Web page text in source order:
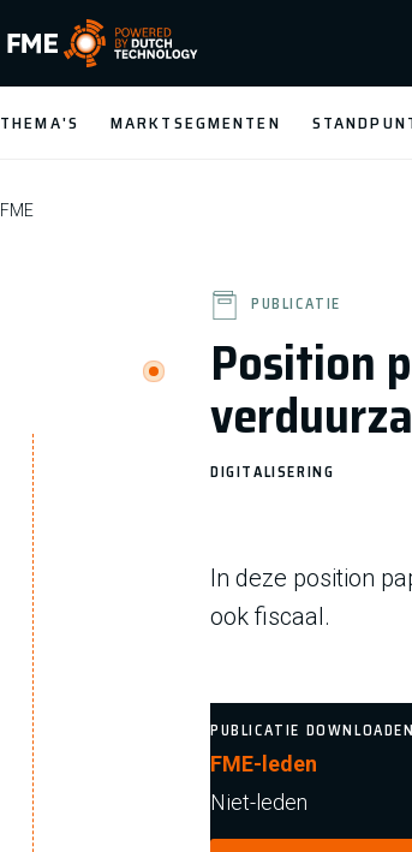
FME Logo, to the homepage
THEMA'S MARKTSEGMENTEN
FME
Position
PUBLICATIE
DIGITALISERING
In deze position
ook fiscaal.
PUBLICATIE DOWNLOADEN
FME-leden
Niet-leden